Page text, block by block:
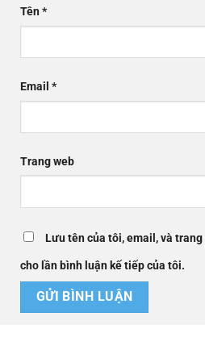
Tên*
Email *
Trang web
Lưu tên của tôi, email, và
cho lần bình luận kế tiếp của tôi.